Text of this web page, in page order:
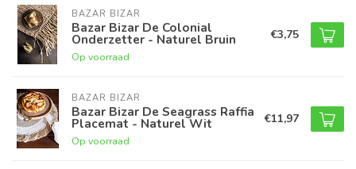
BAZAR BIZAR
Bazar Bizar De Colonial
Onderzetter - Naturel Bruin
Op voorraad
€3,75
BAZAR BIZAR
Bazar Bizar De Seagrass Raffia
Placemat - Naturel Wit
Op voorraad
€11,97